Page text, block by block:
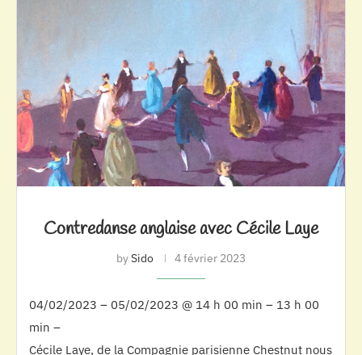
Contredanse anglaise avec Cécile Laye
bySido 4 février 2023
04/02/2023 – 05/02/2023 @ 14 h 00 min – 13 h 00
min –
Cécile Laye, de la Compagnie parisienne Chestnut nous